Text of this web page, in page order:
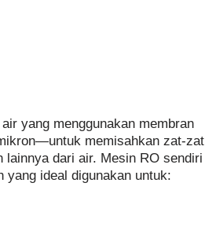
yang menggunakan membran
memisahkan zat-zat
dari air. Mesin RO sendiri
yang ideal digunakan untuk: